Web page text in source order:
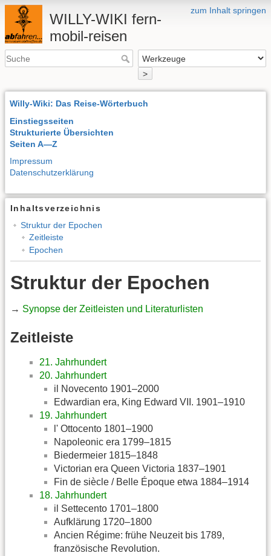
zum Inhalt springen
WILLY-WIKI fern-
mobil-reisen
>
Willy-Wiki: Das Reise-Wörterbuch
Einstiegsseiten
Strukturierte Übersichten
Seiten A—Z
Impressum
Datenschutzerklärung
Inhaltsverzeichnis
Struktur der Epochen
Zeitleiste
Epochen
Struktur der Epochen
→ Synopse der Zeitleisten und Literaturlisten
Zeitleiste
21. Jahrhundert
20. Jahrhundert
il Novecento 1901–2000
Edwardian era, King Edward VII. 1901–1910
19. Jahrhundert
l' Ottocento 1801–1900
Napoleonic era 1799–1815
Biedermeier 1815–1848
Victorian era Queen Victoria 1837–1901
Fin de siècle / Belle Époque etwa 1884–1914
18. Jahrhundert
il Settecento 1701–1800
Aufklärung 1720–1800
Ancien Régime: frühe Neuzeit bis 1789,
französische Revolution.